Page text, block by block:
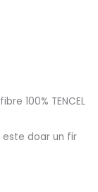
100% TENCEL
este doar un fir